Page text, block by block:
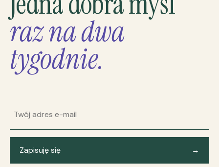
raz na dwa
tygodnie.
Zapisuję się →